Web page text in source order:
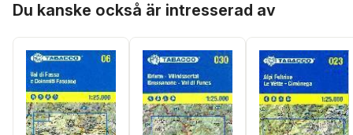
Du kanske också är intresserad av